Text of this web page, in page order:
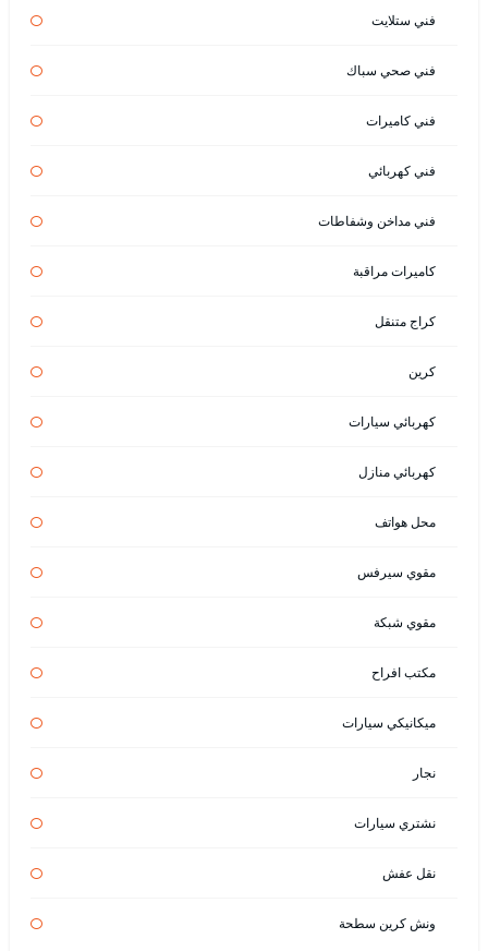
فني ستلايت
فني صحي سباك
فني كاميرات
فني كهربائي
فني مداخن وشفاطات
كاميرات مراقبة
كراج متنقل
كرين
كهربائي سيارات
كهربائي منازل
محل هواتف
مقوي سيرفس
مقوي شبكة
مكتب افراح
ميكانيكي سيارات
نجار
نشتري سيارات
نقل عفش
ونش كرين سطحة